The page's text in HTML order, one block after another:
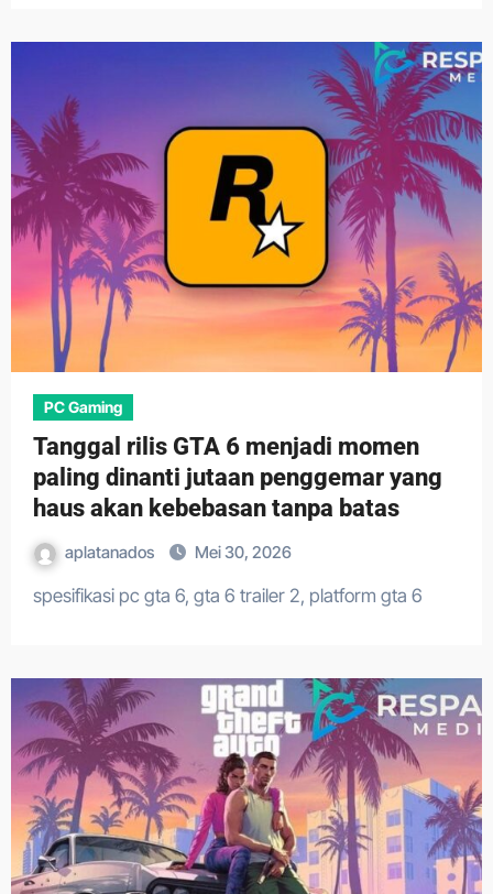
PC Gaming
Tanggal rilis GTA 6 menjadi momen
paling dinanti jutaan penggemar yang
haus akan kebebasan tanpa batas
aplatanados Mei 30, 2026
spesifikasi pc gta 6, gta 6 trailer 2, platform gta 6